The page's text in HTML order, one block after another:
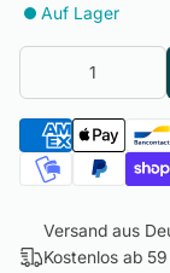
Auf Lager
Versand aus
Kostenlos ab